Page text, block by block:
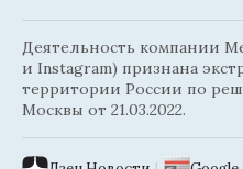
Деятельность компании
и Instagram) признана
территории России по
Москвы от 21.03.2022.